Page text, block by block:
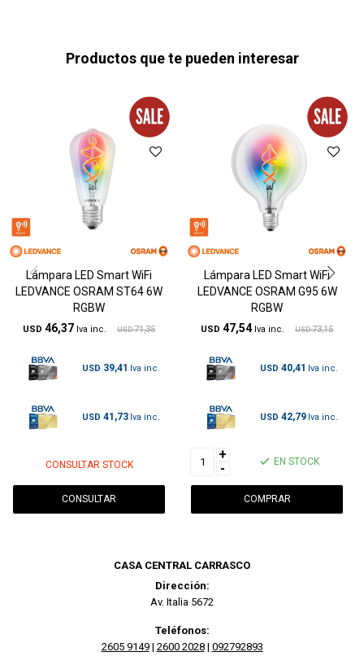
Productos que te pueden interesar
Lámpara LED Smart WiFi
LEDVANCE OSRAM ST64 6W
RGBW
USD 46,37 USD 71,35
USD 39,41
USD 41,73
CONSULTAR STOCK
CONSULTAR
Lámpara LED Smart WiFi
LEDVANCE OSRAM G95 6W
RGBW
USD 47,54 USD 73,15
USD 40,41
USD 42,79
+
-
EN STOCK
CASA CENTRAL CARRASCO
Dirección:
Av. Italia 5672
Teléfonos:
2605 9149| 2600 2028| 092792893